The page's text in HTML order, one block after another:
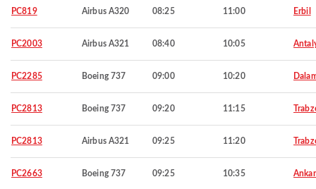
PC819 Airbus A320 08:25 11:00 Erbil
PC2003 Airbus A321 08:40 10:05
PC2285 Boeing 737 09:00 10:20
PC2813 Boeing 737 09:20 11:15
PC2813 Airbus A321 09:25 11:20
PC2663 Boeing 737 09:25 10:35